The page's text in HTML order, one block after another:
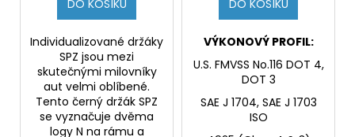
DO KOŠÍKU
Individualizované držáky
SPZ jsou mezi
skutečnými milovníky
aut velmi oblíbené.
Tento černý držák SPZ
se vyznačuje dvěma
logy N na rámu a
DO KOŠÍKU
VÝKONOVÝ PROFIL:
U.S. FMVSS No.116 DOT 4,
DOT 3
SAE J 1704, SAE J 1703
ISO